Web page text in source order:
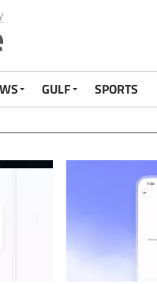
GULF SPORTS